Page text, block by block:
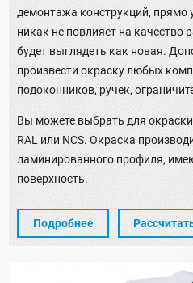
демонтажа конструкций, прямо
никак не повлияет на качество
будет выглядеть как новая.
произвести окраску любых
подоконников, ручек,
Вы можете выбрать для
RAL или NCS. Окраска
ламинированного профиля,
поверхность.
Подробнее